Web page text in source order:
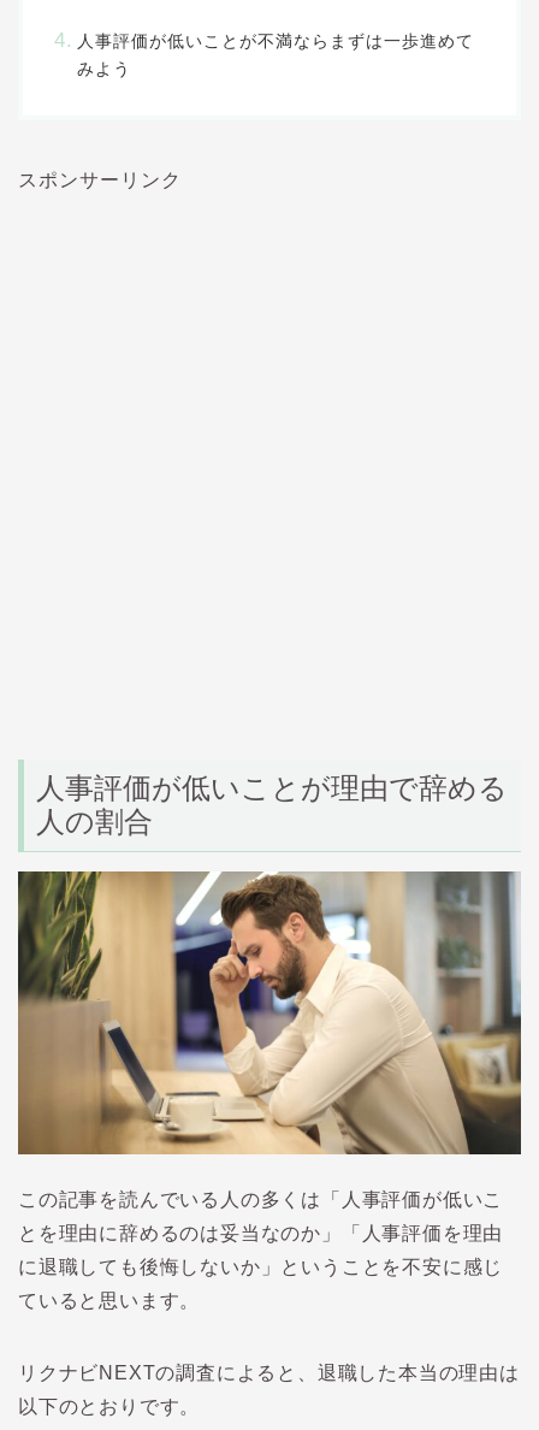
人事評価が低いことが不満ならまずは一歩進めて
みよう
スポンサーリンク
人事評価が低いことが理由で辞める
人の割合
この記事を読んでいる人の多くは「人事評価が低いこ
とを理由に辞めるのは妥当なのか」「人事評価を理由
に退職しても後悔しないか」ということを不安に感じ
ていると思います。
リクナビNEXTの調査によると、退職した本当の理由は
以下のとおりです。